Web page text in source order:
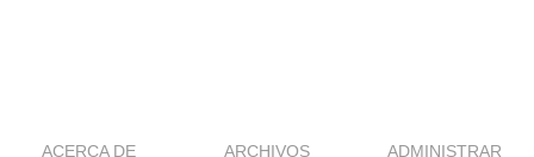
ACERCA DE ARCHIVOS ADMINISTRAR